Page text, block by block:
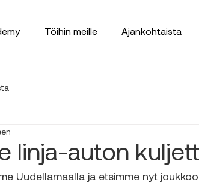
Töihin meille Ajankohtaista
linja-auton
Uudellamaalla ja etsimme nyt